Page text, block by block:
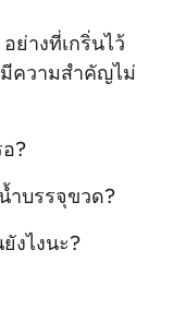
ย่างที่เกริ่นไว้
ความสำคัญไม่
?
ำบรรจุขวด?
งไงนะ?